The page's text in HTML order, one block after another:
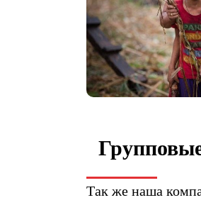
Так же наша